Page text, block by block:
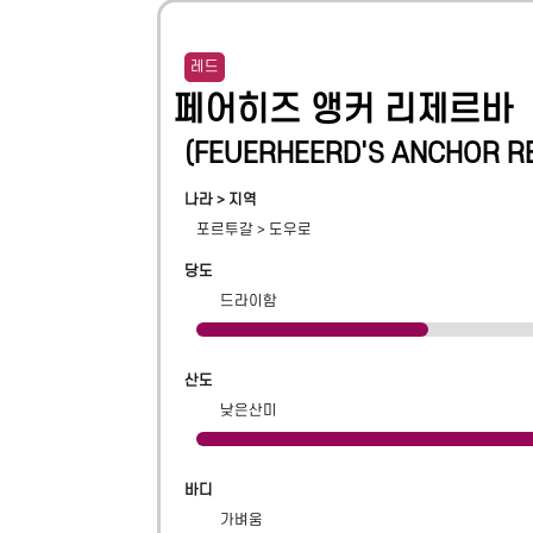
레드
페어히즈 앵커 리제르바
(FEUERHEERD'S ANCHOR
나라 > 지역
포르투갈 > 도우로
당도
드라이함
산도
낮은산미
바디
가벼움